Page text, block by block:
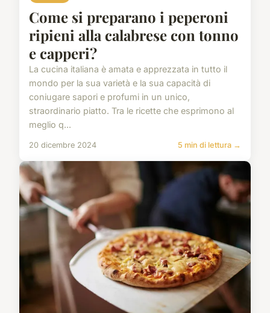
Come si preparano i peperoni
ripieni alla calabrese con tonno
e capperi?
La cucina italiana è amata e apprezzata in tutto il
mondo per la sua varietà e la sua capacità di
coniugare sapori e profumi in un unico,
straordinario piatto. Tra le ricette che esprimono al
meglio q...
20 dicembre 2024 5 min di lettura →